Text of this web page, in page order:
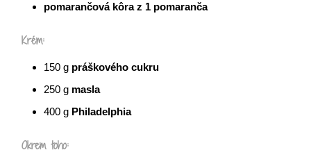
pomarančová kôra z 1 pomaranča
Krém:
150 g práškového cukru
250 g masla
400 g Philadelphia
Okrem toho: